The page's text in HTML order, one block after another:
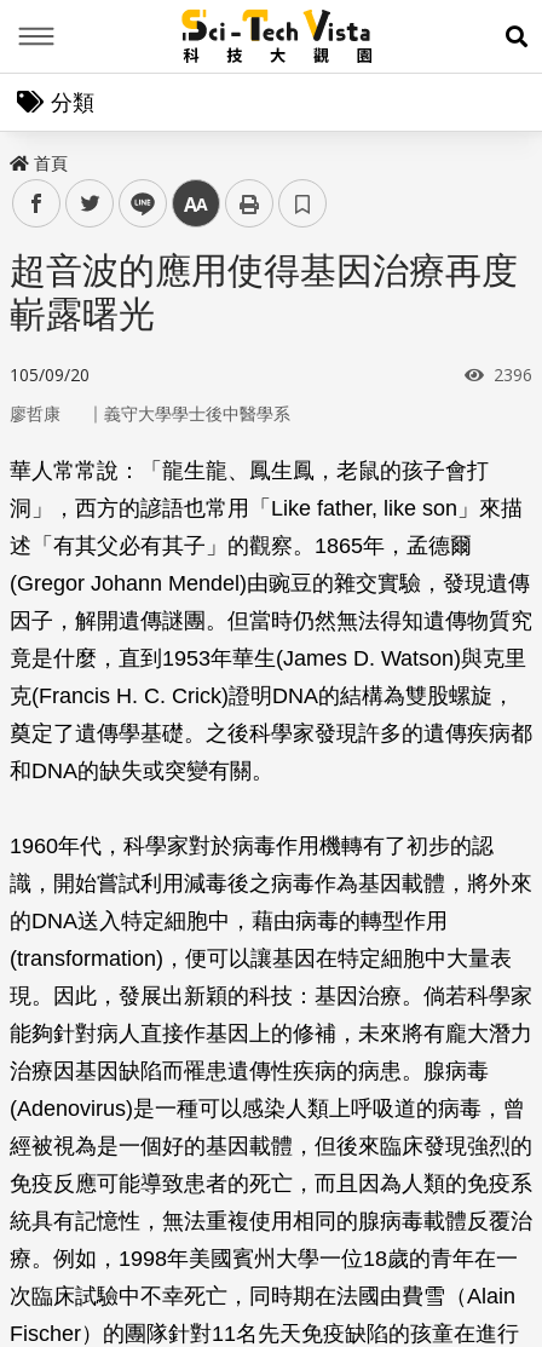
展
分類
首頁
facebooktwitter line 中
超音波的應用使得基因治療再度
嶄露曙光
105/09/20 瀏覽
2396
廖哲康 ｜ 義守大學學士後中醫學系
華人常常說：「龍生龍、鳳生鳳，老鼠的孩子會打
洞」，西方的諺語也常用「Like father, like son」來描
述「有其父必有其子」的觀察。1865年，孟德爾
(Gregor Johann Mendel)由豌豆的雜交實驗，發現遺傳
因子，解開遺傳謎團。但當時仍然無法得知遺傳物質究
竟是什麼，直到1953年華生(James D. Watson)與克里
克(Francis H. C. Crick)證明DNA的結構為雙股螺旋，
奠定了遺傳學基礎。之後科學家發現許多的遺傳疾病都
和DNA的缺失或突變有關。
1960年代，科學家對於病毒作用機轉有了初步的認
識，開始嘗試利用減毒後之病毒作為基因載體，將外來
的DNA送入特定細胞中，藉由病毒的轉型作用
(transformation)，便可以讓基因在特定細胞中大量表
現。因此，發展出新穎的科技：基因治療。倘若科學家
能夠針對病人直接作基因上的修補，未來將有龐大潛力
治療因基因缺陷而罹患遺傳性疾病的病患。腺病毒
(Adenovirus)是一種可以感染人類上呼吸道的病毒，曾
經被視為是一個好的基因載體，但後來臨床發現強烈的
免疫反應可能導致患者的死亡，而且因為人類的免疫系
統具有記憶性，無法重複使用相同的腺病毒載體反覆治
療。例如，1998年美國賓州大學一位18歲的青年在一
次臨床試驗中不幸死亡，同時期在法國由費雪（Alain
Fischer）的團隊針對11名先天免疫缺陷的孩童在進行